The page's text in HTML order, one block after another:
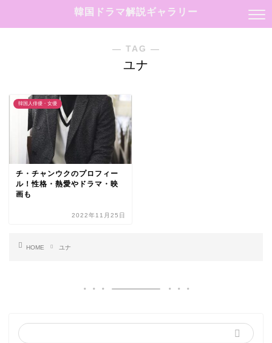
韓国ドラマ解説ギャラリー
― TAG ―
ユナ
韓国人俳優・女優
チ・チャンウクのプロフィー
ル！性格・熱愛やドラマ・映
画も
2022年11月25日
HOME ユナ